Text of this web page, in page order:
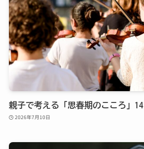
親子で考える「思春期のこころ」14
2026年7月10日